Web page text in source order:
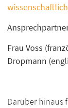
Frau Voss
Dropmann
Darüber hinaus